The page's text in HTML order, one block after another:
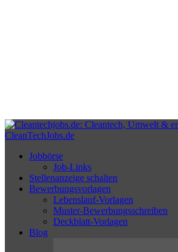
CleanTechJobs.de
Jobbörse
Job-Links
Stellenanzeige schalten
Bewerbungsvorlagen
Lebenslauf-Vorlagen
Muster-Bewerbungsschreiben
Deckblatt-Vorlagen
Blog